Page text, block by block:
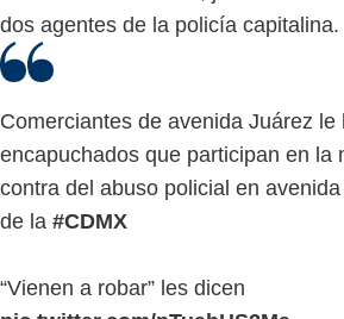
dos agentes de la policía capitalina.
Comerciantes de avenida Juárez le
encapuchados que participan en la
contra del abuso policial en
de la #CDMX
“Vienen a robar” les dicen